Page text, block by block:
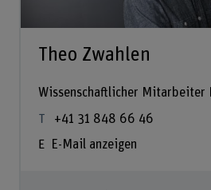
Theo Zwahlen
Wissenschaftlicher Mitarbeiter
+41 31 848 66 46
E-Mail anzeigen